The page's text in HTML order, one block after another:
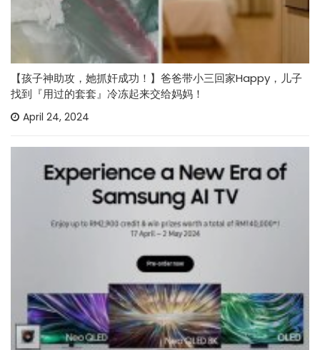
【孩子神助攻，她抓奸成功！】爸爸带小三回家Happy，儿子
找到『用过的套套』冷冻起来交给妈妈！
April 24, 2024